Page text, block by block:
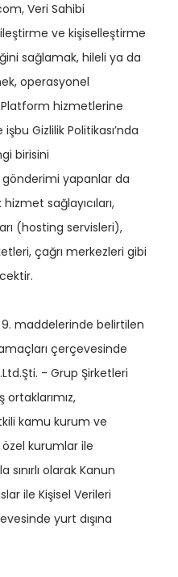
Veri Sahibi
ve kişiselleştirme
sağlamak, hileli ya da
operasyonel
Platform hizmetlerine
Gizlilik Politikası’nda
birisini
yapanlar da
sağlayıcıları,
(hosting servisleri),
çağrı merkezleri gibi
9. maddelerinde belirtilen
çerçevesinde
- Grup Şirketleri
ortaklarımız,
kamu kurum ve
kurumlar ile
olarak Kanun
ile Kişisel Verileri
yurt dışına